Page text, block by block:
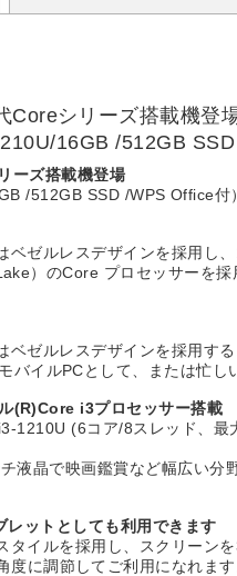
Coreシリーズ搭載機登
16GB /512GB
ーズ搭載機登場
/512GB SSD /WPS Office付
ゼルレスデザインを採用し
）のCore プロセッサーを
ゼルレスデザインを採用す
バイルPCとして、または忙
(R)Core i3プロセッサー搭載
(6コア/8スレッド、最
液晶で映画鑑賞など幅広い
ットとしても利用できます
イルを採用し、スクリーン
に調節してご利用になれま